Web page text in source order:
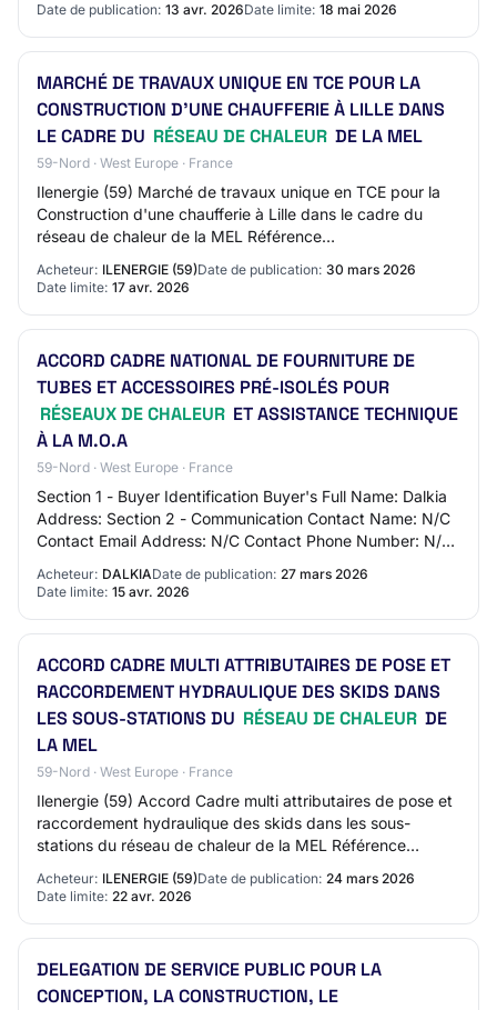
Date de publication: 13 avr. 2026Date limite: 18 mai 2026
MARCHÉ DE TRAVAUX UNIQUE EN TCE POUR LA
CONSTRUCTION D'UNE CHAUFFERIE À LILLE DANS
LE CADRE DU RÉSEAU DE CHALEUR DE LA MEL
59-Nord · West Europe · France
Ilenergie (59) Marché de travaux unique en TCE pour la
Construction d'une chaufferie à Lille dans le cadre du
réseau de chaleur de la MEL Référence
Ilenergie_59_A_20260325W2_3 Type de marché / Type
d…
Acheteur: ILENERGIE (59)Date de publication: 30 mars 2026
Date limite: 17 avr. 2026
ACCORD CADRE NATIONAL DE FOURNITURE DE
TUBES ET ACCESSOIRES PRÉ-ISOLÉS POUR
RÉSEAUX DE CHALEUR ET ASSISTANCE TECHNIQUE
À LA M.O.A
59-Nord · West Europe · France
Section 1 - Buyer Identification Buyer's Full Name: Dalkia
Address: Section 2 - Communication Contact Name: N/C
Contact Email Address: N/C Contact Phone Number: N/C
Acheteur: DALKIADate de publication: 27 mars 2026
Date limite: 15 avr. 2026
ACCORD CADRE MULTI ATTRIBUTAIRES DE POSE ET
RACCORDEMENT HYDRAULIQUE DES SKIDS DANS
LES SOUS-STATIONS DU RÉSEAU DE CHALEUR DE
LA MEL
59-Nord · West Europe · France
Ilenergie (59) Accord Cadre multi attributaires de pose et
raccordement hydraulique des skids dans les sous-
stations du réseau de chaleur de la MEL Référence
Ilenergie_59_A_20260317W2_1 Type de march…
Acheteur: ILENERGIE (59)Date de publication: 24 mars 2026
Date limite: 22 avr. 2026
DELEGATION DE SERVICE PUBLIC POUR LA
CONCEPTION, LA CONSTRUCTION, LE